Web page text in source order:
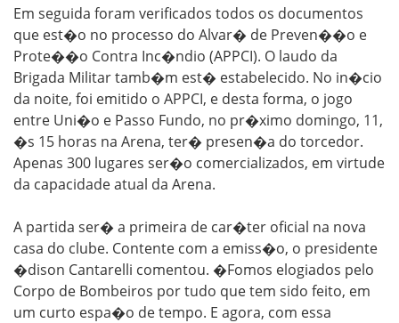
Em seguida foram verificados todos os documentos
que est�o no processo do Alvar� de Preven��o e
Prote��o Contra Inc�ndio (APPCI). O laudo da
Brigada Militar tamb�m est� estabelecido. No in�cio
da noite, foi emitido o APPCI, e desta forma, o jogo
entre Uni�o e Passo Fundo, no pr�ximo domingo, 11,
�s 15 horas na Arena, ter� presen�a do torcedor.
Apenas 300 lugares ser�o comercializados, em virtude
da capacidade atual da Arena.
A partida ser� a primeira de car�ter oficial na nova
casa do clube. Contente com a emiss�o, o presidente
�dison Cantarelli comentou. �Fomos elogiados pelo
Corpo de Bombeiros por tudo que tem sido feito, em
um curto espa�o de tempo. E agora, com essa